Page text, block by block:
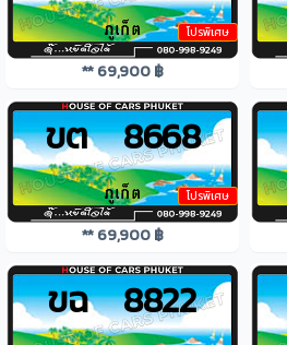
โปรพิเศษ
** 69,900 ฿
โปรพิเศษ
ขต 8668
** 69,900 ฿
ขฉ 8822